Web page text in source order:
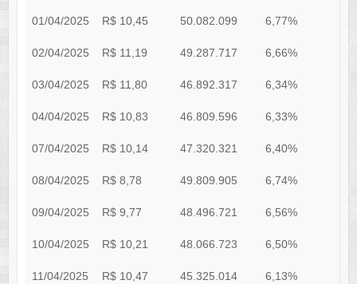
01/04/2025 R$ 10,45 50.082.099 6,77%
02/04/2025 R$ 11,19 49.287.717 6,66%
03/04/2025 R$ 11,80 46.892.317 6,34%
04/04/2025 R$ 10,83 46.809.596 6,33%
07/04/2025 R$ 10,14 47.320.321 6,40%
08/04/2025 R$ 8,78 49.809.905 6,74%
09/04/2025 R$ 9,77 48.496.721 6,56%
10/04/2025 R$ 10,21 48.066.723 6,50%
11/04/2025 R$ 10,47 45.325.014 6,13%